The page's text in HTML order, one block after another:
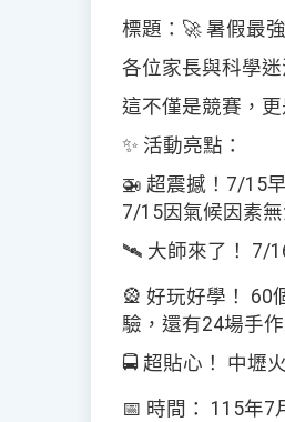
標題： 🚀 暑假最
各位家長與科學
這不僅是競賽，
✨ 活動亮點：
🚁 超震撼！ 7/15
7/15因氣候因素
🛰 大師來了！ 7/
🎡 好玩好學！ 60
驗，還有24場手
🚍 超貼心！ 中壢
📅 時間： 115年7